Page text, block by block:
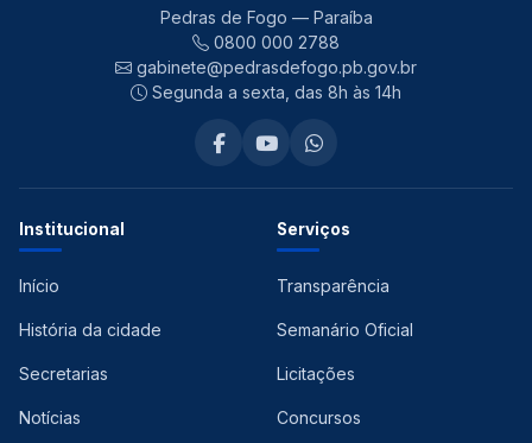
Pedras de Fogo — Paraíba
0800 000 2788
gabinete@pedrasdefogo.pb.gov.br
Segunda a sexta, das 8h às 14h
Institucional
Início
História da cidade
Secretarias
Notícias
Serviços
Transparência
Semanário Oficial
Licitações
Concursos